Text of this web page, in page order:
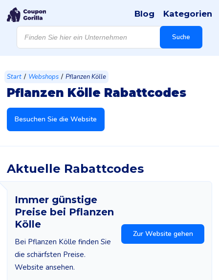
Products
search Suche
Blog Kategorien
Start / Webshops / Pflanzen Kölle
Pflanzen Kölle Rabattcodes
Besuchen Sie die Website
Aktuelle Rabattcodes
Immer günstige
Preise bei Pflanzen
Kölle
Bei Pflanzen Kölle finden Sie
die schärfsten Preise.
Website ansehen.
Zur Website gehen